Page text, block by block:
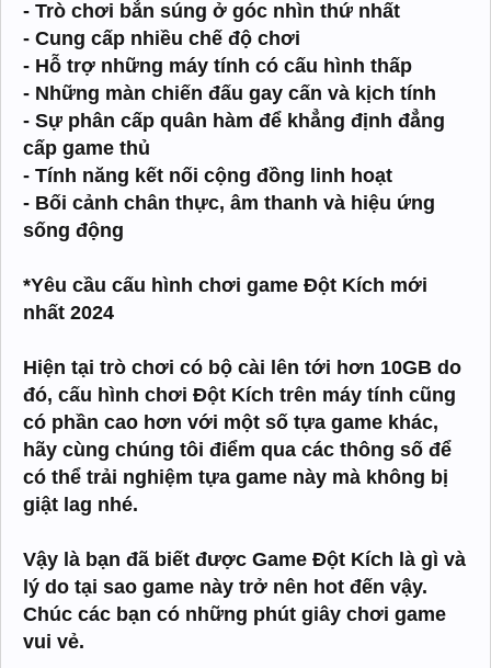
- Trò chơi bắn súng ở góc nhìn thứ nhất
- Cung cấp nhiều chế độ chơi
- Hỗ trợ những máy tính có cấu hình thấp
- Những màn chiến đấu gay cấn và kịch tính
- Sự phân cấp quân hàm để khẳng định đẳng
cấp game thủ
- Tính năng kết nối cộng đồng linh hoạt
- Bối cảnh chân thực, âm thanh và hiệu ứng
sống động
*Yêu cầu cấu hình chơi game Đột Kích mới
nhất 2024
Hiện tại trò chơi có bộ cài lên tới hơn 10GB do
đó, cấu hình chơi Đột Kích trên máy tính cũng
có phần cao hơn với một số tựa game khác,
hãy cùng chúng tôi điểm qua các thông số để
có thể trải nghiệm tựa game này mà không bị
giật lag nhé.
Vậy là bạn đã biết được Game Đột Kích là gì và
lý do tại sao game này trở nên hot đến vậy.
Chúc các bạn có những phút giây chơi game
vui vẻ.